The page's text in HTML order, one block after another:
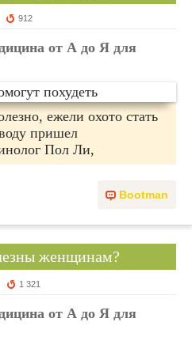
912
от А до Я для
ежели охото стать
пришел
Пол Ли,
Bootman
женщинам?
1 321
от А до Я для